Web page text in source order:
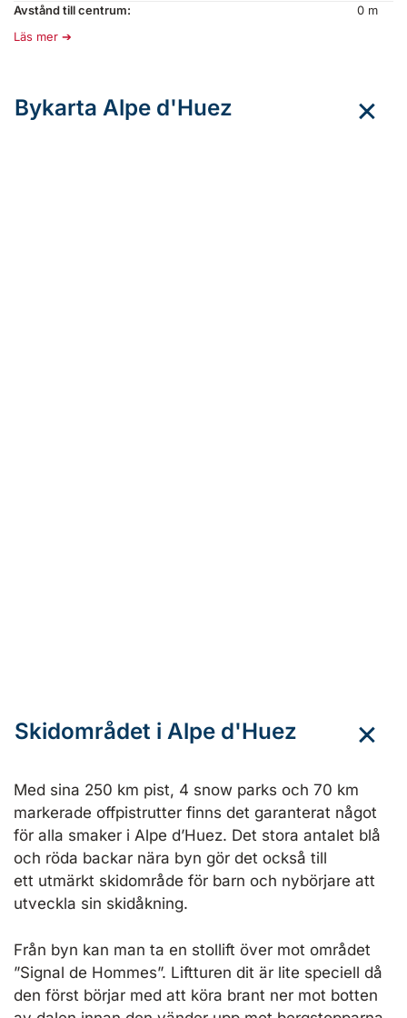
Avstånd till centrum:
0 m
Läs mer
Bykarta Alpe d'Huez
Skidområdet i Alpe d'Huez
Med sina 250 km pist, 4 snow parks och 70 km
markerade offpistrutter finns det garanterat något
för alla smaker i Alpe d’Huez. Det stora antalet blå
och röda backar nära byn gör det också till
ett utmärkt skidområde för barn och nybörjare att
utveckla sin skidåkning.
Från byn kan man ta en stollift över mot området
”Signal de Hommes”. Liftturen dit är lite speciell då
den först börjar med att köra brant ner mot botten